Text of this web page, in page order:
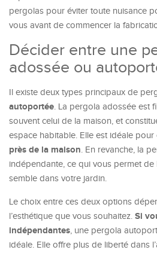
pergolas pour éviter toute nuisance
vous avant de commencer la
Décider entre une
adossée ou
Il existe deux types principaux de
autoportée. La pergola adossée est
souvent celui de la maison, et
espace habitable. Elle est idéale pour
près de la maison. En revanche, la
indépendante, ce qui vous permet
semble dans votre jardin.
Le choix entre ces deux options
l’esthétique que vous souhaitez. Si
indépendantes, une pergola
idéale. Elle offre plus de liberté dans